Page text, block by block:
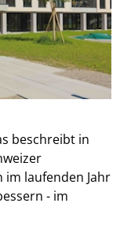
beschreibt in
laufenden Jahr
- im